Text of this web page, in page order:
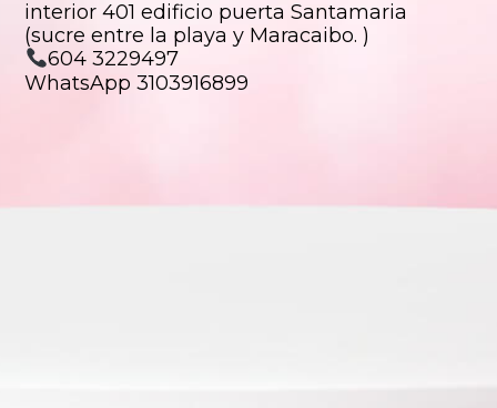
interior 401 edificio puerta Santamaria
(sucre entre la playa y Maracaibo. )
604 3229497
WhatsApp 3103916899